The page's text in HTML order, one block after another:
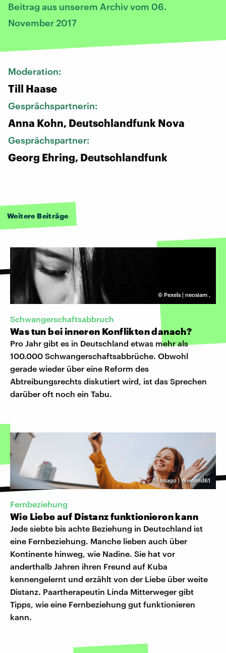
Beitrag aus unserem Archiv vom 06.
November 2017
Moderation:
Till Haase
Gesprächspartnerin:
Anna Kohn, Deutschlandfunk Nova
Gesprächspartner:
Georg Ehring, Deutschlandfunk
Weitere Beiträge
© Pexels | neosiam ,
Schwangerschaftsabbruch
Was tun bei inneren Konflikten danach?
Pro Jahr gibt es in Deutschland etwas mehr als
100.000 Schwangerschaftsabbrüche. Obwohl
gerade wieder über eine Reform des
Abtreibungsrechts diskutiert wird, ist das Sprechen
darüber oft noch ein Tabu.
© Imago | Westend61
Fernbeziehung
Wie Liebe auf Distanz funktionieren kann
Jede siebte bis achte Beziehung in Deutschland ist
eine Fernbeziehung. Manche lieben auch über
Kontinente hinweg, wie Nadine. Sie hat vor
anderthalb Jahren ihren Freund auf Kuba
kennengelernt und erzählt von der Liebe über weite
Distanz. Paartherapeutin Linda Mitterweger gibt
Tipps, wie eine Fernbeziehung gut funktionieren
kann.